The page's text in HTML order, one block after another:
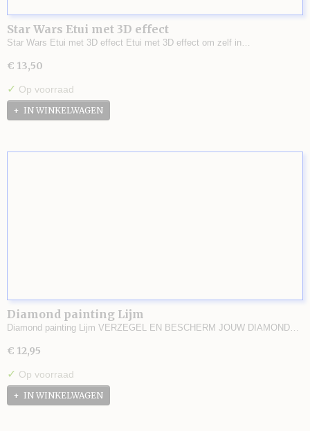
Star Wars Etui met 3D effect
Star Wars Etui met 3D effect Etui met 3D effect om zelf in…
€ 13,50
✓ Op voorraad
IN WINKELWAGEN
Diamond painting Lijm
Diamond painting Lijm VERZEGEL EN BESCHERM JOUW DIAMOND…
€ 12,95
✓ Op voorraad
IN WINKELWAGEN